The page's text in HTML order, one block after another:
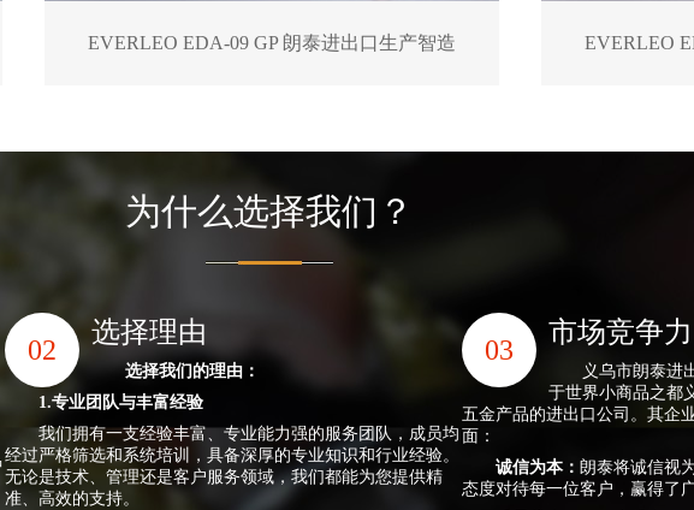
EVERLEO EDA-09 GP 朗泰进出口生产智造 EVERLEO
为什么选择我们？
02
选择理由
选择我们的理由：
1.专业团队与丰富经验
我们拥有一支经验丰富、专业能力强的服务团队，成员均
经过严格筛选和系统培训，具备深厚的专业知识和行业经验。
无论是技术、管理还是客户服务领域，我们都能为您提供精
准、高效的支持。
03
市场竞争力
义乌市朗泰进
于世界小商品之都
五金产品的进出口公司。其企
面：
诚信为本： 朗泰将诚信视
态度对待每一位客户，赢得了